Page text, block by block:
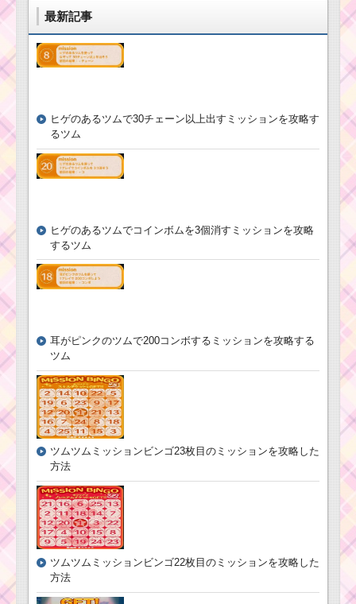
最新記事
ヒゲのあるツムで30チェーン以上出すミッションを攻略す
るツム
ヒゲのあるツムでコインボムを3個消すミッションを攻略
するツム
耳がピンクのツムで200コンボするミッションを攻略する
ツム
ツムツムミッションビンゴ23枚目のミッションを攻略した
方法
ツムツムミッションビンゴ22枚目のミッションを攻略した
方法